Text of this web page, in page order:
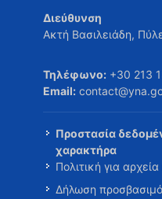
Διεύθυνση
Ακτή Βασιλειάδη,
Τηλέφωνο: +30 213
Email:
Προστασία
χαρακτήρα
Πολιτική για
Δήλωση